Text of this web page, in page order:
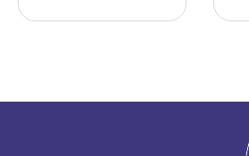
globalmente
seis pessoas